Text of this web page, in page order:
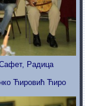
Радица
Ћировић Ћиро